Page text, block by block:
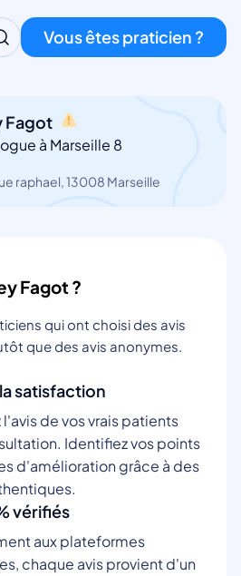
Vous êtes praticien ?
Fagot
à Marseille 8
raphael, 13008 Marseille
Fagot ?
qui ont choisi des avis
que des avis anonymes.
satisfaction
de vos vrais patients
Identifiez vos points
d'amélioration grâce à des
vérifiés
aux plateformes
chaque avis provient d'un